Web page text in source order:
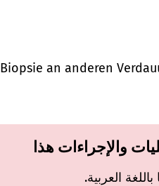
Biopsie an anderen
والإجراءات هذا
العربية.